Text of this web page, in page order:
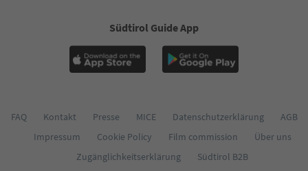
Südtirol Guide App
FAQ Kontakt Presse MICE Datenschutzerklärung
AGB
Impressum
Cookie Policy Film commission
Über uns
Zugänglichkeitserklärung
Südtirol B2B